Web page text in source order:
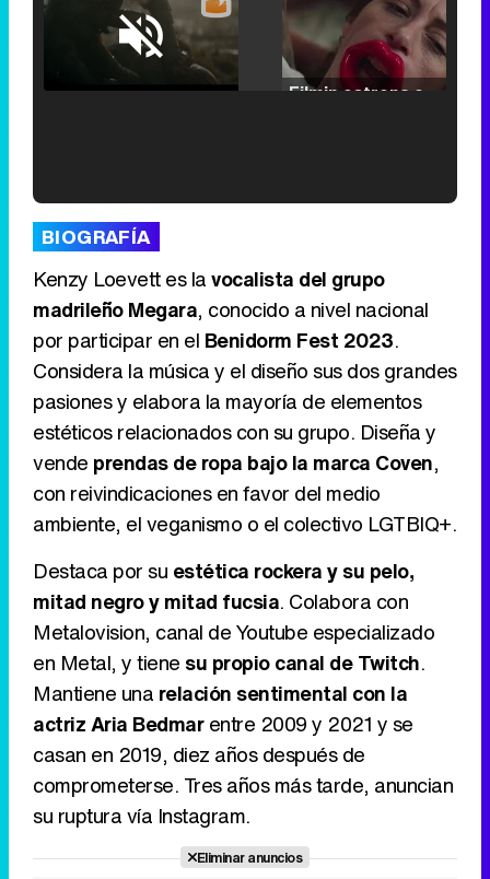
Unmute /
Loaded :
Tráiler en catalán de 'Ravalear', la nueva serie de HBO Max sobre los fondos buitre
BIOGRAFÍA
Kenzy Loevett es lavocalista del grupo
madrileño Megara, conocido a nivel nacional
por participar en el Benidorm Fest 2023.
Considera la música y el diseño sus dos grandes
pasiones y elabora la mayoría de elementos
estéticos relacionados con su grupo. Diseña y
vende prendas de ropa bajo la marca Coven,
con reivindicaciones en favor del medio
ambiente, el veganismo o el colectivo LGTBIQ+.
Destaca por su estética rockera y su pelo,
mitad negro y mitad fucsia. Colabora con
Metalovision, canal de Youtube especializado
en Metal, y tiene su propio canal de Twitch.
Mantiene una relación sentimental con la
actriz Aria Bedmarentre 2009 y 2021 y se
casan en 2019, diez años después de
comprometerse. Tres años más tarde, anuncian
su ruptura vía Instagram.
Eliminar anuncios